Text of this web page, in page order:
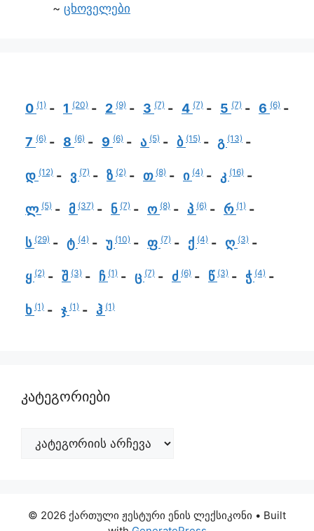
ცხოველები
0 (1) 1 (20) 2 (9) 3 (7) 4 (7) 5 (7) 6 (6)
7 (6) 8 (6) 9 (6) ა (5) ბ (15) გ (13)
დ (12) ვ (7) ზ (2) თ (8) ი (4) კ (16)
ლ (5) მ (37) ნ (7) ო (8) პ (6) რ (1)
ს (29) ტ (4) უ (10) ფ (7) ქ (4) ღ (3)
ყ (2) შ (3) ჩ (1) ც (7) ძ (6) წ (3) ჭ (4)
ხ (1) ჯ (1) ჰ (1)
კატეგორიები
© 2026 ქართული ჟესტური ენის ლექსიკონი • Built